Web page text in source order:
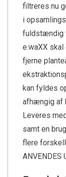
filtreres nu
i
fuldstændig
e.waXX
fjerne
kan fyldes
afhængig af
Leveres
samt en
flere
ANVENDES